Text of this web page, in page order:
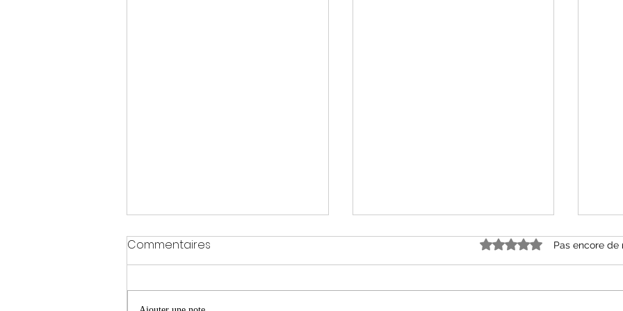
Commentaires Noté 0 étoile sur 5.Pas encore de